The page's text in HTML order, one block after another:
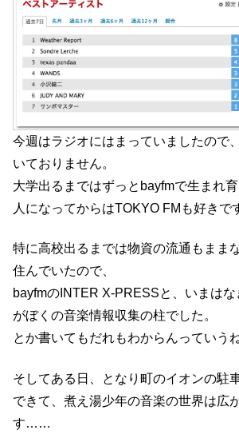
今週はラジオにはまっていましたので
いておりません。
大学出るまではずっとbayfmで生まれ
人になってからはTOKYO FMも好きで
特に高校出るまでは物資の流通もまま
住んでいたので、
bayfmのINTER X-PRESSと、いまは
がぼくの音楽情報収集の柱でした。
とか書いてもだれもわからんっていうね
そしてある日、となり町のイオンの駐
できて、煮え湯少年の音楽の世界は広
す……